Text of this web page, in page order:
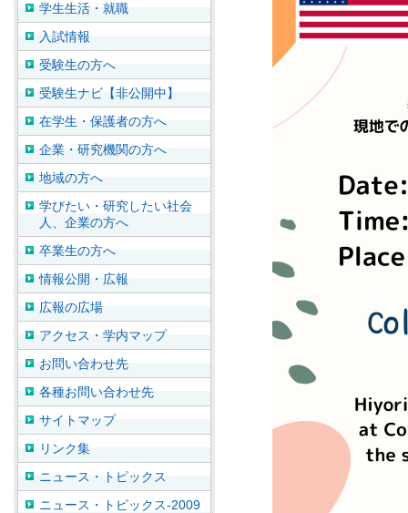
学生生活・就職
入試情報
受験生の方へ
受験生ナビ【非公開中】
在学生・保護者の方へ
企業・研究機関の方へ
地域の方へ
学びたい・研究したい社会
人、企業の方へ
卒業生の方へ
情報公開・広報
広報の広場
アクセス・学内マップ
お問い合わせ先
各種お問い合わせ先
サイトマップ
リンク集
ニュース・トピックス
ニュース・トピックス-2009